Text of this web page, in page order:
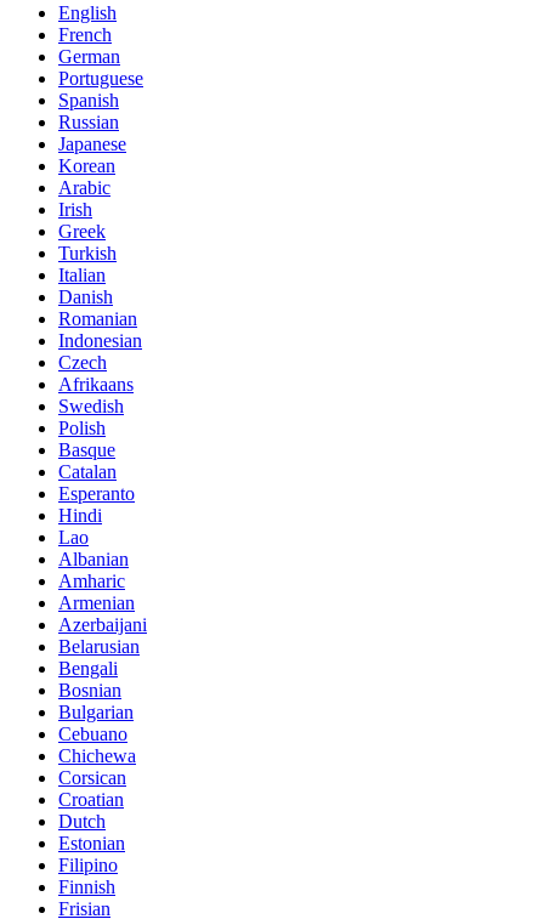
English
French
German
Portuguese
Spanish
Russian
Japanese
Korean
Arabic
Irish
Greek
Turkish
Italian
Danish
Romanian
Indonesian
Czech
Afrikaans
Swedish
Polish
Basque
Catalan
Esperanto
Hindi
Lao
Albanian
Amharic
Armenian
Azerbaijani
Belarusian
Bengali
Bosnian
Bulgarian
Cebuano
Chichewa
Corsican
Croatian
Dutch
Estonian
Filipino
Finnish
Frisian